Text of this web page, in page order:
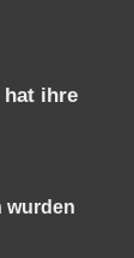
hat ihre
wurden